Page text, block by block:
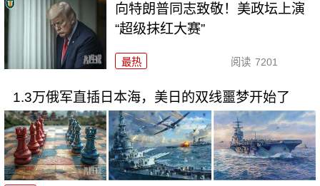
向特朗普同志致敬！美政坛上演
“超级抹红大赛”
最热 阅读 7201
1.3万俄军直插日本海，美日的双线噩梦开始了